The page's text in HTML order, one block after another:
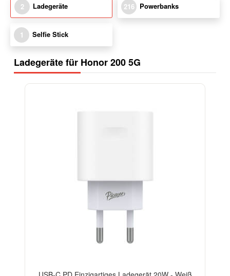
2 Ladegeräte 216 Powerbanks
1 Selfie Stick
Ladegeräte für Honor 200 5G